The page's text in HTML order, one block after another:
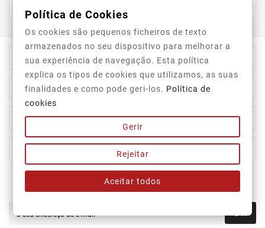
Informação Da Loja
Top Categorias
A Nossa Empresa 
A Sua Conta 
Newsletter
OK
Política de Cookies
Os cookies são pequenos ficheiros de texto
armazenados no seu dispositivo para melhorar a
sua experiência de navegação. Esta política
explica os tipos de cookies que utilizamos, as suas
finalidades e como pode geri-los. Política de
cookies
Gerir
Rejeitar
Aceitar todos